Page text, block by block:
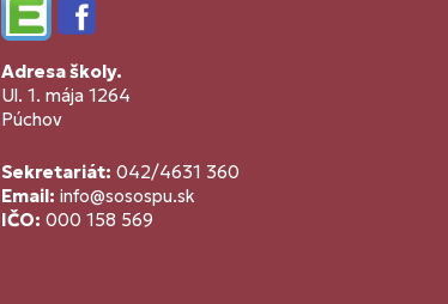
EdupageFacebook
Adresa školy.
Ul. 1. mája 1264
Púchov
Sekretariát: 042/4631 360
Email: info@sosospu.sk
IČO: 000 158 569